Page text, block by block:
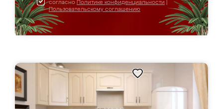
согласно Политике конфиденциальности
Пользовательскому соглашению